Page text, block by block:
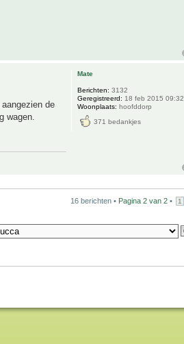
de
wagen.
Mate
Berichten: 3132
Geregistreerd: 18 feb 2015 09:32
Woonplaats: hoofddorp
371 bedankjes
16 berichten • Pagina 2 van 2 • 1